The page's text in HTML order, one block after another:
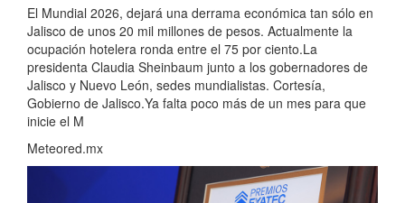
El Mundial 2026, dejará una derrama económica tan sólo en
Jalisco de unos 20 mil millones de pesos. Actualmente la
ocupación hotelera ronda entre el 75 por ciento.La
presidenta Claudia Sheinbaum junto a los gobernadores de
Jalisco y Nuevo León, sedes mundialistas. Cortesía,
Gobierno de Jalisco.Ya falta poco más de un mes para que
inicie el M
Meteored.mx